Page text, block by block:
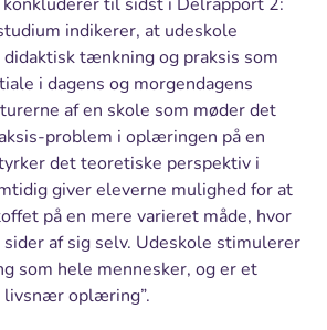
indikerer, at udeskole
tænkning og praksis som
i dagens og morgendagens
af en skole som møder det
problem i oplæringen på en
det teoretiske perspektiv i
giver eleverne mulighed for at
på en mere varieret måde, hvor
af sig selv. Udeskole stimulerer
som hele mennesker, og er et
livsnær oplæring”.